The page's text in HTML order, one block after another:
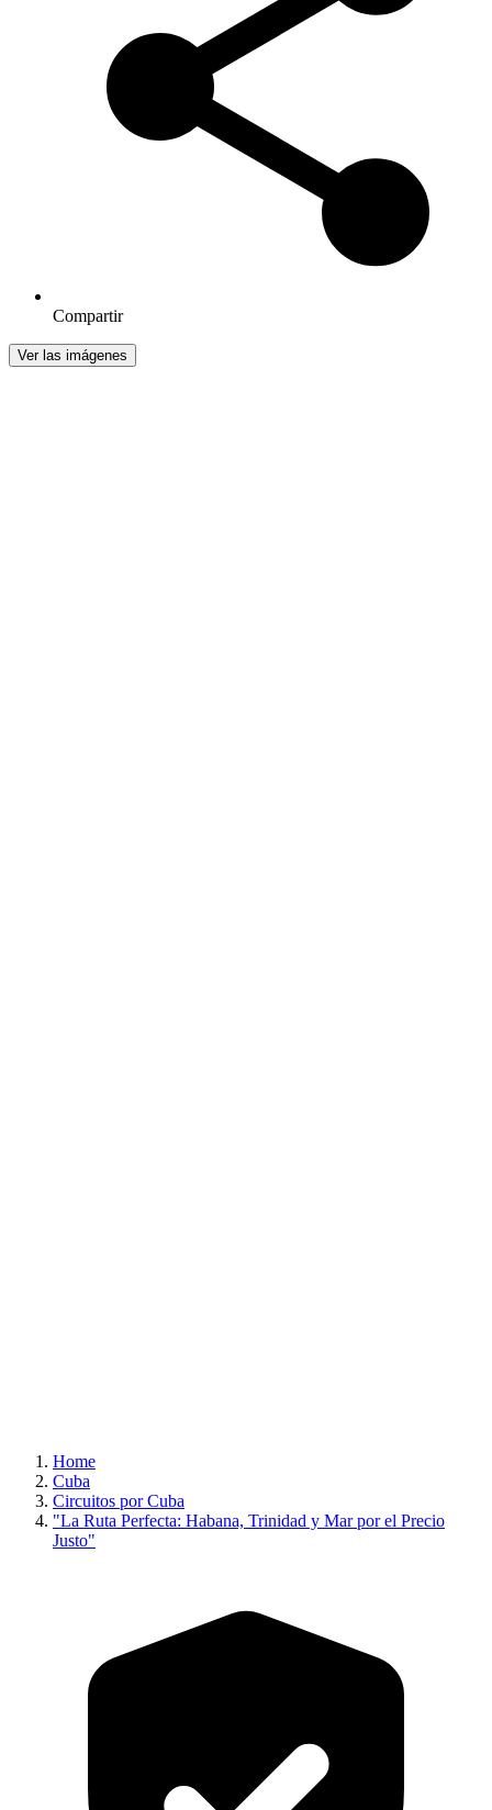
Compartir
Ver las imágenes
Home
Cuba
Circuitos por Cuba
"La Ruta Perfecta: Habana, Trinidad y Mar por el Precio
Justo"